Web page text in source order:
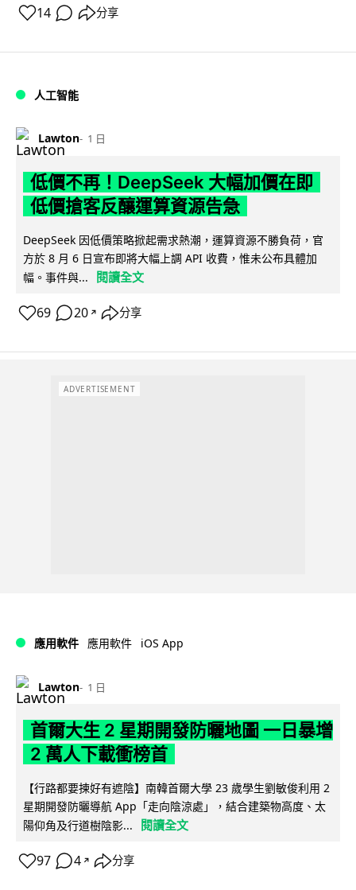
14 分享
人工智能
Lawton 1 日
低價不再！DeepSeek 大幅加價在即
低價搶客反釀運算資源告急
DeepSeek 因低價策略掀起需求熱潮，運算資源不勝負荷，官
方於 8 月 6 日宣布即將大幅上調 API 收費，惟未公布具體加
幅。事件與...
閱讀全文
69 20 ↗ 分享
ADVERTISEMENT
應用軟件 應用軟件 iOS App
Lawton 1 日
首爾大生 2 星期開發防曬地圖 一日暴增
2 萬人下載衝榜首
【行路都要揀好有遮陰】南韓首爾大學 23 歲學生劉敏俊利用 2
星期開發防曬導航 App「走向陰涼處」，結合建築物高度、太
陽仰角及行道樹陰影...
閱讀全文
97 4 ↗ 分享